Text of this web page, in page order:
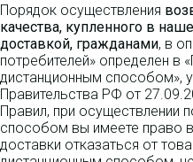
Порядок осуществления
качества, купленного в
доставкой, гражданами, в
потребителей» определен в
дистанционным способом»,
Правительства РФ от
Правил, при осуществлении
способом вы имеете право
доставки отказаться от